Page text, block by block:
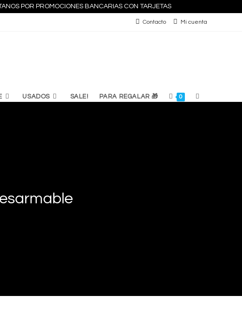
POR PROMOCIONES BANCARIAS CON TARJETAS
Contacto Mi cuenta
USADOS SALE! PARA REGALAR 🎁 0 ALTERNAR